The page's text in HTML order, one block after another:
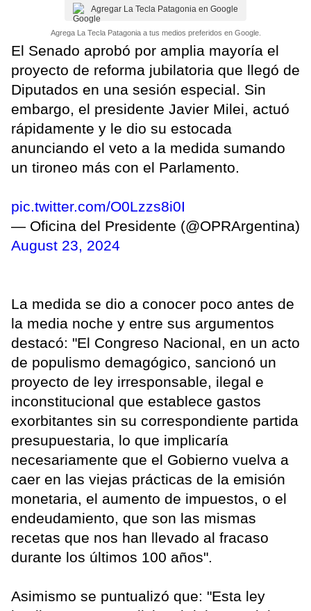
Agregar La Tecla Patagonia en Google
Agrega La Tecla Patagonia a tus medios preferidos en Google.
El Senado aprobó por amplia mayoría el
proyecto de reforma jubilatoria que llegó de
Diputados en una sesión especial. Sin
embargo, el presidente Javier Milei, actuó
rápidamente y le dio su estocada
anunciando el veto a la medida sumando
un tironeo más con el Parlamento.
pic.twitter.com/O0Lzzs8i0I
— Oficina del Presidente (@OPRArgentina)
August 23, 2024
La medida se dio a conocer poco antes de
la media noche y entre sus argumentos
destacó: "El Congreso Nacional, en un acto
de populismo demagógico, sancionó un
proyecto de ley irresponsable, ilegal e
inconstitucional que establece gastos
exorbitantes sin su correspondiente partida
presupuestaria, lo que implicaría
necesariamente que el Gobierno vuelva a
caer en las viejas prácticas de la emisión
monetaria, el aumento de impuestos, o el
endeudamiento, que son las mismas
recetas que nos han llevado al fracaso
durante los últimos 100 años".
Asimismo se puntualizó que: "Esta ley